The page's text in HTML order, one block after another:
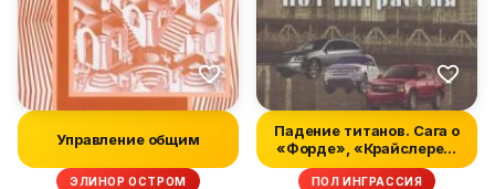
Управление общим
ЭЛИНОР ОСТРОМ
Падение титанов. Сага о
«Форде», «Крайслере»,
«Дже...
ПОЛ ИНГРАССИЯ